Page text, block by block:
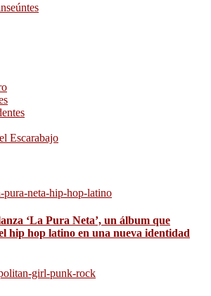
Escarabajo
‘La Pura Neta’, un álbum que
hip hop latino en una nueva identidad